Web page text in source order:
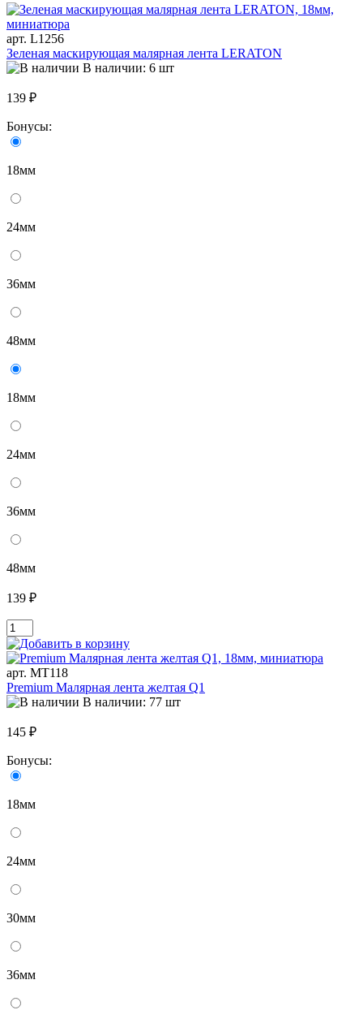
арт. L1256
Зеленая маскирующая малярная лента LERATON
В наличии: 6 шт
139 ₽
Бонусы:
18мм
24мм
36мм
48мм
18мм
24мм
36мм
48мм
139 ₽
арт. MT118
Premium Малярная лента желтая Q1
В наличии: 77 шт
145 ₽
Бонусы:
18мм
24мм
30мм
36мм